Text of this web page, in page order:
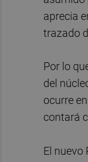
aprecia
trazado
Por lo
del
ocurre
contará
El nuevo